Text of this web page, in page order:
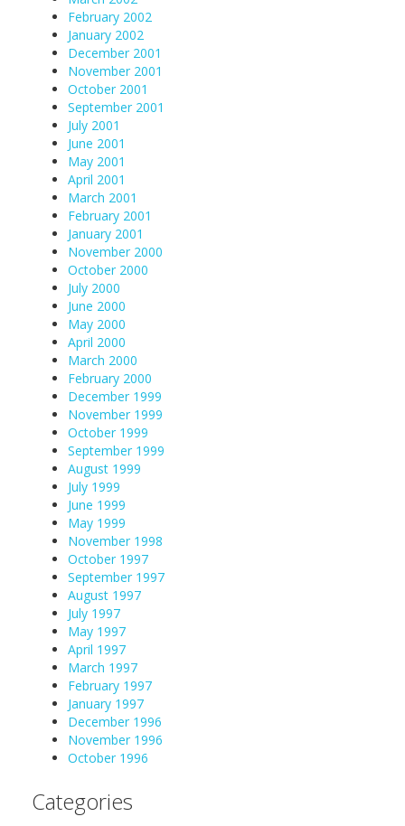
February 2002
January 2002
December 2001
November 2001
October 2001
September 2001
July 2001
June 2001
May 2001
April 2001
March 2001
February 2001
January 2001
November 2000
October 2000
July 2000
June 2000
May 2000
April 2000
March 2000
February 2000
December 1999
November 1999
October 1999
September 1999
August 1999
July 1999
June 1999
May 1999
November 1998
October 1997
September 1997
August 1997
July 1997
May 1997
April 1997
March 1997
February 1997
January 1997
December 1996
November 1996
October 1996
Categories